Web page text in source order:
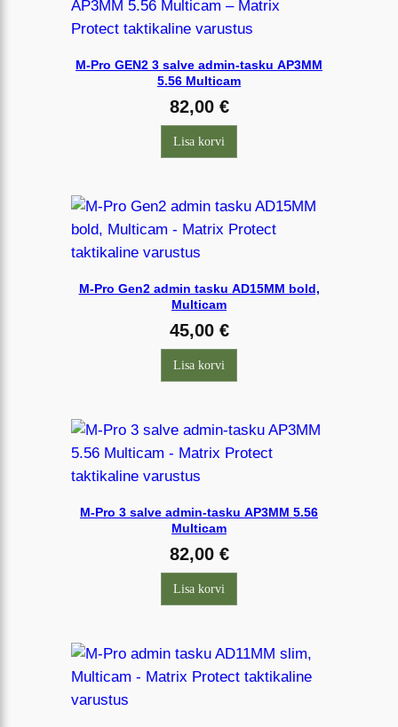
M-Pro GEN2 3 salve admin-tasku AP3MM
5.56 Multicam
82,00 €
Lisa korvi
M-Pro Gen2 admin tasku AD15MM bold,
Multicam
45,00 €
Lisa korvi
M-Pro 3 salve admin-tasku AP3MM 5.56
Multicam
82,00 €
Lisa korvi